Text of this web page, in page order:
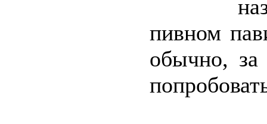
пивном
обычно,